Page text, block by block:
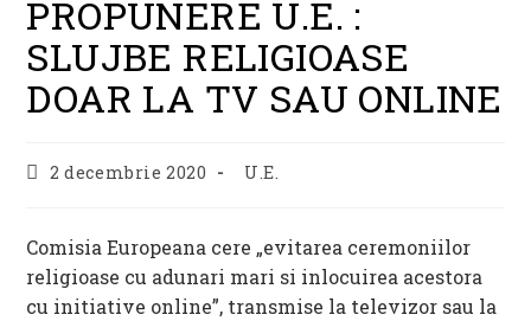
PROPUNERE U.E. :
SLUJBE RELIGIOASE
DOAR LA TV SAU ONLINE
Post2 decembrie 2020
Post
U.E.
Comisia Europeana cere „evitarea ceremoniilor
religioase cu adunari mari si inlocuirea acestora
cu initiative online”, transmise la televizor sau la